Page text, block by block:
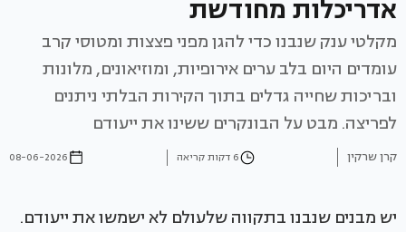
אדריכלות מחודשת
מקלטי ענק שנבנו כדי להגן מפני פצצות ומטוסי קרב
עומדים היום בלב ערים אירופיות, ומוזיאונים, מלונות
ובריכות שחייה גדלים בתוך הקירות הבלתי ניתנים
לפריצה. מבט על הבונקרים ששינו את ייעודם
קרן שרקין 6 דקות קריאה 08-06-2026
יש מבנים שנבנו בתקווה שלעולם לא ישמשו את ייעודם.